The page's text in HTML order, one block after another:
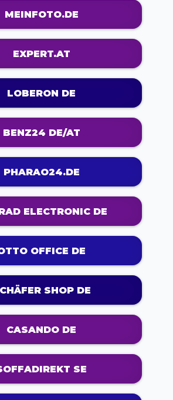
MEINFOTO.DE
EXPERT.AT
LOBERON DE
BENZ24 DE/AT
PHARAO24.DE
ELECTRONIC DE
OFFICE DE
SHOP DE
CASANDO DE
SE